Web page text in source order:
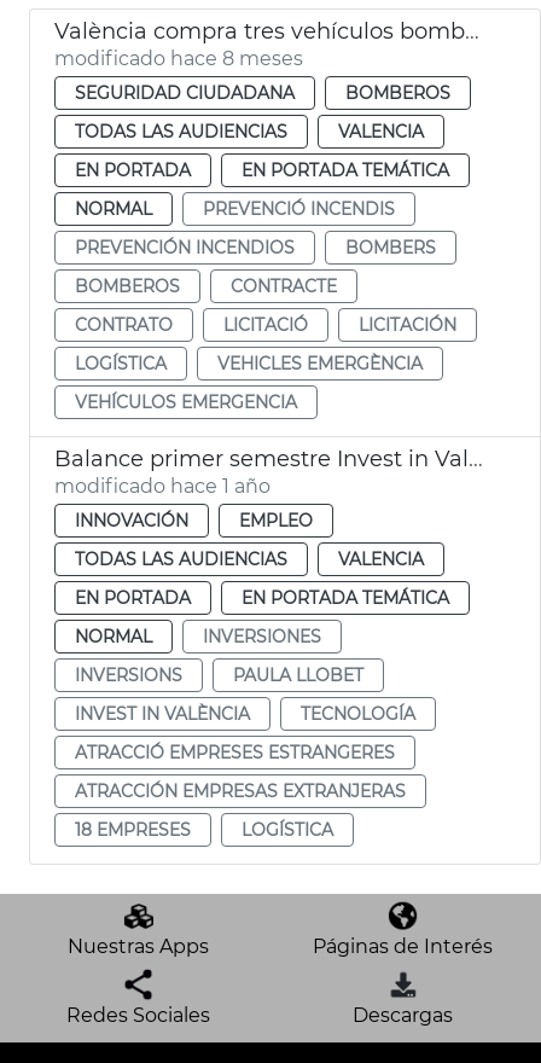
València compra tres vehículos bomberos
modificado hace 8 meses
SEGURIDAD CIUDADANA
BOMBEROS
TODAS LAS AUDIENCIAS
VALENCIA
EN PORTADA
EN PORTADA TEMÁTICA
NORMAL
PREVENCIÓ INCENDIS
PREVENCIÓN INCENDIOS
BOMBERS
BOMBEROS
CONTRACTE
CONTRATO
LICITACIÓ
LICITACIÓN
LOGÍSTICA
VEHICLES EMERGÈNCIA
VEHÍCULOS EMERGENCIA
Balance primer semestre Invest in Valencia
modificado hace 1 año
INNOVACIÓN
EMPLEO
TODAS LAS AUDIENCIAS
VALENCIA
EN PORTADA
EN PORTADA TEMÁTICA
NORMAL
INVERSIONES
INVERSIONS
PAULA LLOBET
INVEST IN VALÈNCIA
TECNOLOGÍA
ATRACCIÓ EMPRESES ESTRANGERES
ATRACCIÓN EMPRESAS EXTRANJERAS
18 EMPRESES
LOGÍSTICA
Nuestras Apps Páginas de Interés
Redes Sociales Descargas